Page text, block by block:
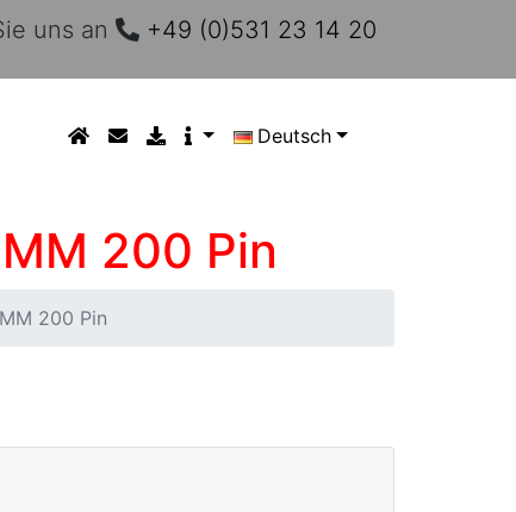
uns an +49 (0)531 23 14 20
Deutsch
200 Pin
200 Pin